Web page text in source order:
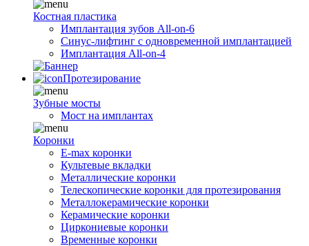
Костная пластика
Имплантация зубов All-on-6
Синус-лифтинг с одновременной имплантацией
Имплантация All-on-4
Протезирование
Зубные мосты
Мост на имплантах
Коронки
E-max коронки
Культевые вкладки
Металлические коронки
Телескопические коронки для протезирования
Металлокерамические коронки
Керамические коронки
Циркониевые коронки
Временные коронки